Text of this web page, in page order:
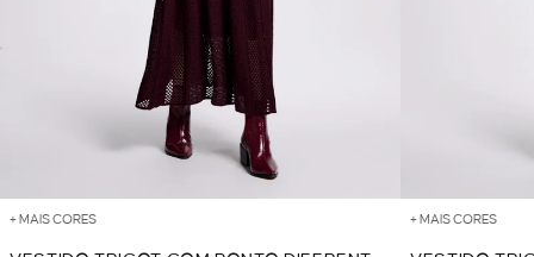
+ MAIS CORES + MAIS CORES